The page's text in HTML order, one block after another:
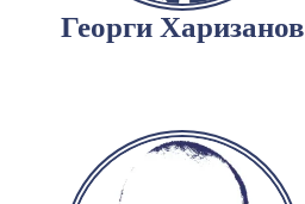
Георги Харизанов